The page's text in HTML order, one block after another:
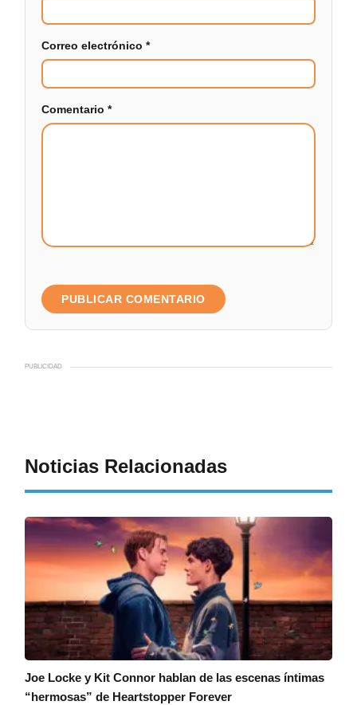
Correo electrónico*
Comentario*
PUBLICIDAD
Noticias Relacionadas
Joe Locke y Kit Connor hablan de las escenas íntimas
“hermosas” de Heartstopper Forever